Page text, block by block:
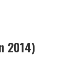
2014)